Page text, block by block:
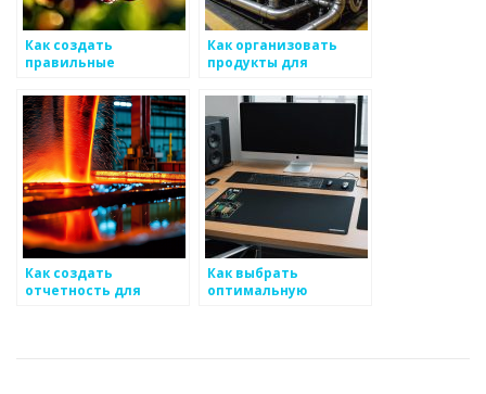
Как создать
правильные
рынка
металоизделий
Как организовать
продукты для
в рынке
металоизделий
Как создать
отчетность для
Как выбрать
оптимальную